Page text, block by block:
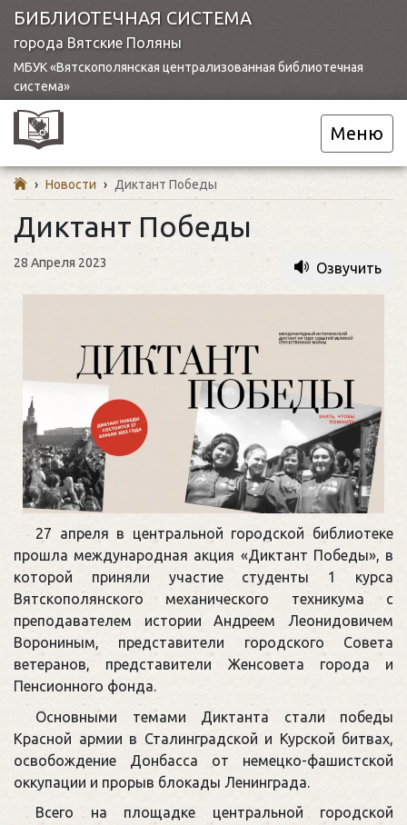
БИБЛИОТЕЧНАЯ СИСТЕМА
города Вятские Поляны
МБУК «Вятскополянская централизованная библиотечная
система»
Меню
› Новости › Диктант Победы
Диктант Победы
28 Апреля 2023 Озвучить
27 апреля в центральной городской библиотеке
прошла международная акция «Диктант Победы», в
которой приняли участие студенты 1 курса
Вятскополянского механического техникума с
преподавателем истории Андреем Леонидовичем
Ворониным, представители городского Совета
ветеранов, представители Женсовета города и
Пенсионного фонда.
Основными темами Диктанта стали победы
Красной армии в Сталинградской и Курской битвах,
освобождение Донбасса от немецко-фашистской
оккупации и прорыв блокады Ленинграда.
Всего на площадке центральной городской